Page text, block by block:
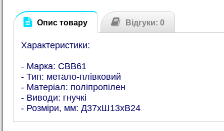
Опис товару Відгуки: 0
Характеристики:
- Марка: CBB61
- Тип: метало-плівковий
- Матеріал: поліпропілен
- Виводи: гнучкі
- Розміри, мм: Д37хШ13хВ24